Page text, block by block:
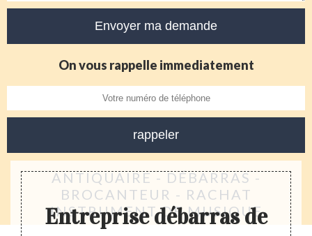
On vous rappelle immediatement
ANTIQUAIRE - DÉBARRAS -
BROCANTEUR - RACHAT
INSTRUMENT DE MUSIQUE
Entreprise débarras de